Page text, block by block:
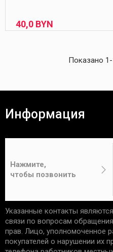
40,0 BYN
Показано
Информация
Нажмите,
чтобы позвонить
Указанные контакты
связи по вопросам
прав. Лицо, уполномоченное
покупателей о нарушении их